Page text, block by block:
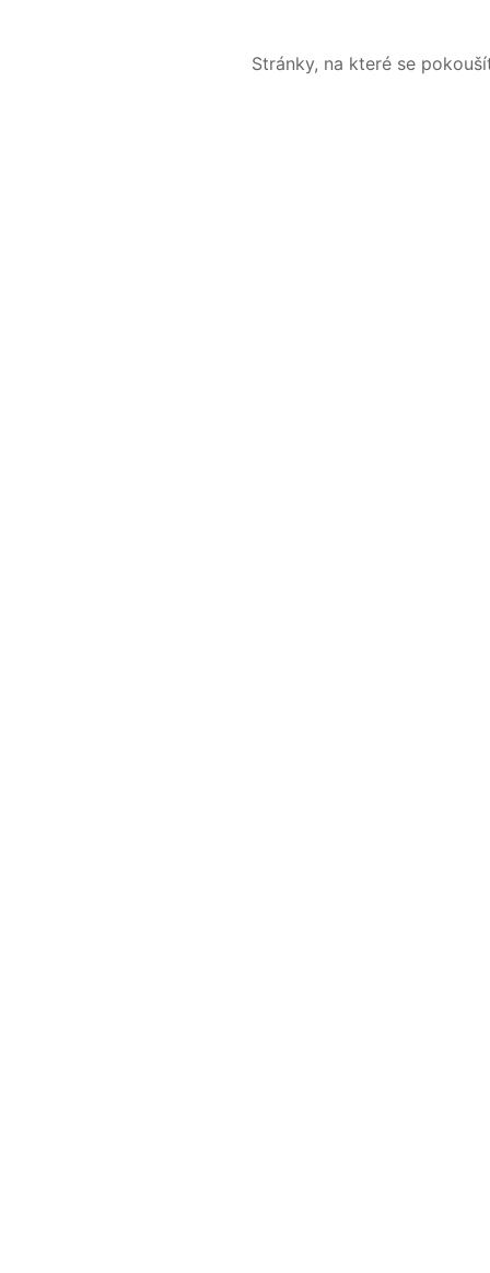
Stránky, na které se